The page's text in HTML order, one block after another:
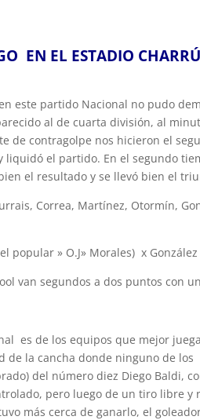
EN EL ESTADIO
este partido Nacional no pudo
al de cuarta división, al
de contragolpe nos hicieron el
liquidó el partido. En el segundo
el resultado y se llevó bien el
Correa, Martínez, Otormín,
popular » O.J» Morales) x González
van segundos a dos puntos con
es de los equipos que mejor
la cancha donde ninguno de
del número diez Diego Baldi,
pero luego de un tiro libre y
más cerca de ganarlo, el